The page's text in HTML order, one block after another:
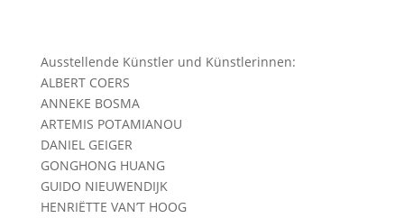
Ausstellende Künstler und Künstlerinnen:
ALBERT COERS
ANNEKE BOSMA
ARTEMIS POTAMIANOU
DANIEL GEIGER
GONGHONG HUANG
GUIDO NIEUWENDIJK
HENRIËTTE VAN’T HOOG